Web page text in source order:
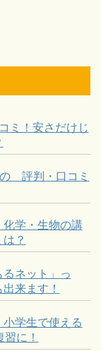
ミ！安さだけじ
評判・口コミ
学・生物の講
？
ネット」っ
来ます！
小学生で使える
に！